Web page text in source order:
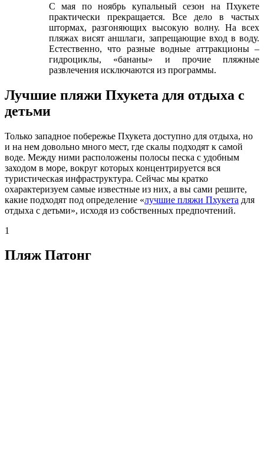
С мая по ноябрь купальный сезон на Пхукете
практически прекращается. Все дело в частых
штормах, разгоняющих высокую волну. На всех
пляжах висят аншлаги, запрещающие вход в воду.
Естественно, что разные водные аттракционы –
гидроциклы, «бананы» и прочие пляжные
развлечения исключаются из программы.
Лучшие пляжи Пхукета для отдыха с
детьми
Только западное побережье Пхукета доступно для отдыха, но
и на нем довольно много мест, где скалы подходят к самой
воде. Между ними расположены полосы песка с удобным
заходом в море, вокруг которых концентрируется вся
туристическая инфраструктура. Сейчас мы кратко
охарактеризуем самые известные из них, а вы сами решите,
какие подходят под определение «лучшие пляжи Пхукета для
отдыха с детьми», исходя из собственных предпочтений.
1
Пляж Патонг